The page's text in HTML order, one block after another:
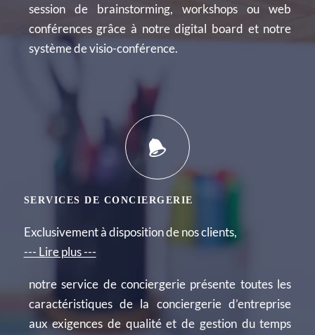
session de brainstorming, workshops ou web
conférences grâce à notre digital board et notre
système de visio-conférence.
SERVICES DE CONCIERGERIE
Exclusivement à disposition de nos clients,
--- Lire plus ---
notre service de conciergerie présente toutes les
caractéristiques de la conciergerie d’entreprise
aux exigences de qualité et de gestion du temps